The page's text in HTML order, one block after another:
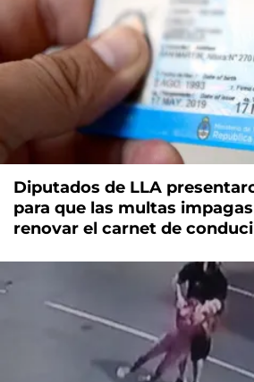
Diputados de LLA
para que las multas
renovar el carnet de